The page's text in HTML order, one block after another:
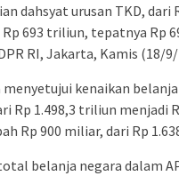
dahsyat urusan TKD, dari
693 triliun, tepatnya Rp
RI, Jakarta, Kamis (18/9/
menyetujui kenaikan
Rp 1.498,3 triliun menjadi
Rp 900 miliar, dari Rp
belanja negara dalam